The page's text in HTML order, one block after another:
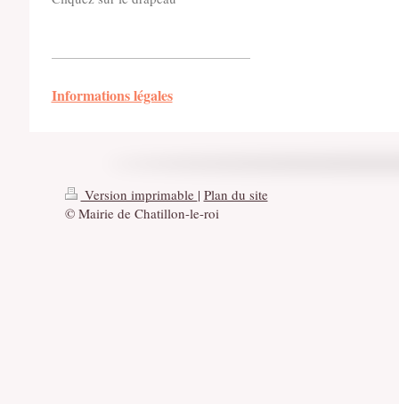
Informations légales
Version imprimable | Plan du site
© Mairie de Chatillon-le-roi